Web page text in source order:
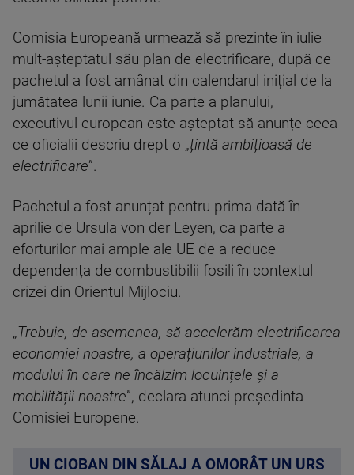
Comisia Europeană urmează să prezinte în iulie
mult-așteptatul său plan de electrificare, după ce
pachetul a fost amânat din calendarul inițial de la
jumătatea lunii iunie. Ca parte a planului,
executivul european este așteptat să anunțe ceea
ce oficialii descriu drept o „țintă ambițioasă de
electrificare”.
Pachetul a fost anunțat pentru prima dată în
aprilie de Ursula von der Leyen, ca parte a
eforturilor mai ample ale UE de a reduce
dependența de combustibilii fosili în contextul
crizei din Orientul Mijlociu.
„Trebuie, de asemenea, să accelerăm electrificarea
economiei noastre, a operațiunilor industriale, a
modului în care ne încălzim locuințele și a
mobilității noastre”, declara atunci președinta
Comisiei Europene.
UN CIOBAN DIN SĂLAJ A OMORÂT UN URS